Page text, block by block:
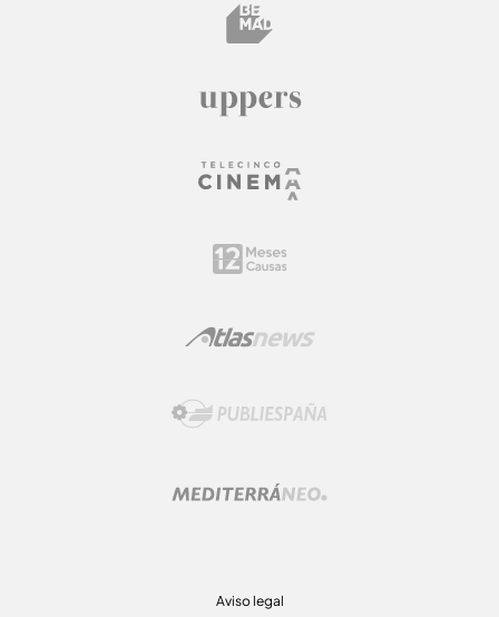
Aviso legal